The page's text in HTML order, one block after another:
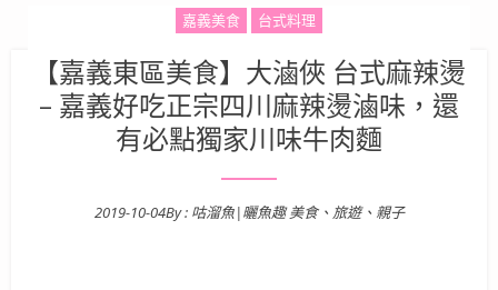
嘉義美食 台式料理
【嘉義東區美食】大滷俠 台式麻辣燙
– 嘉義好吃正宗四川麻辣燙滷味，還
有必點獨家川味牛肉麵
Posted on
2019-10-04By : 咕溜魚|曬魚趣 美食、旅遊、親子